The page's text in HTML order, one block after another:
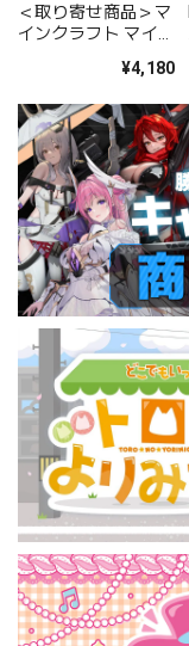
＜取り寄せ商品＞マ
インクラフト マイン
¥4,180